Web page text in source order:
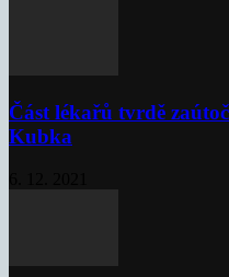
Část lékařů tvrdě
Kubka